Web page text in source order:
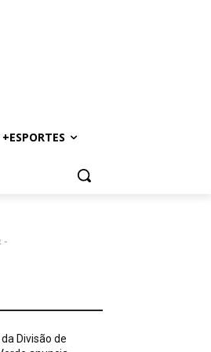
+ESPORTES
-
Divisão de